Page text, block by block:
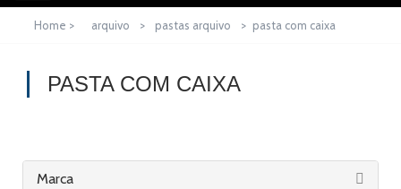
navigation
Home > arquivo > pastas arquivo > pasta com caixa
PASTA COM CAIXA
Marca